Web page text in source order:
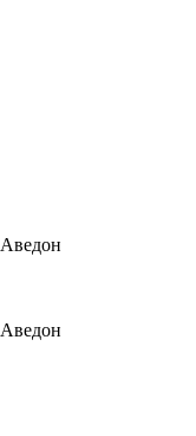
Аведон
Аведон